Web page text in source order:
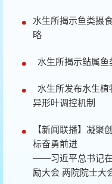
水生所揭示鱼类摄
略
水生所揭示鲇属鱼
水生所发布水生
异形叶调控机制
【新闻联播】凝聚
标奋勇前进
——习近平总书记在
励大会 两院院士大